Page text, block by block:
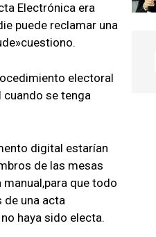
Electrónica era
puede reclamar una
electoral
se tenga
digital estarían
de las mesas
que todo
de una acta
haya sido electa.